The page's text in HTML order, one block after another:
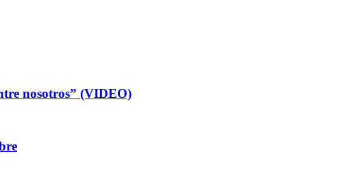
nosotros” (VIDEO)